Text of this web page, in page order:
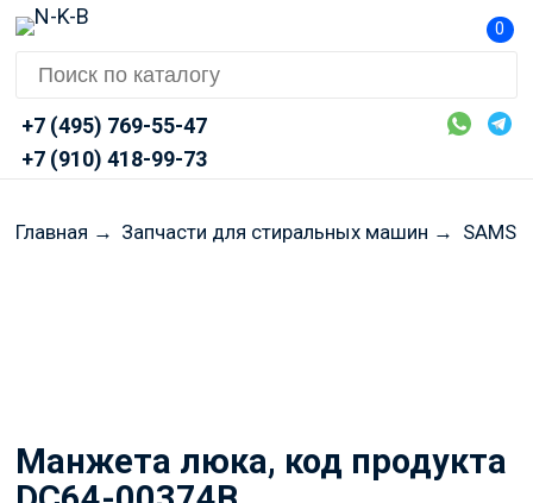
0
+7 (495) 769-55-47
+7 (910) 418-99-73
Главная → Запчасти для стиральных машин →
Манжета люка, код продукта